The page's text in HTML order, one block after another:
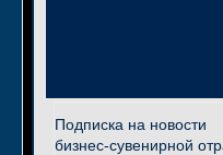
Подписка на новости
бизнес-сувенирной